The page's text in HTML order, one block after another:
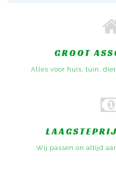
GROOT
Alles voor huis, tuin,
Wij passen on altijd